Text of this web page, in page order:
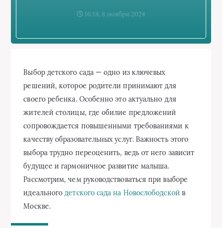
16:18, 8 ноября 2024
Выбор детского сада — одно из ключевых
решений, которое родители принимают для
своего ребенка. Особенно это актуально для
жителей столицы, где обилие предложений
сопровождается повышенными требованиями к
качеству образовательных услуг. Важность этого
выбора трудно переоценить, ведь от него зависит
будущее и гармоничное развитие малыша.
Рассмотрим, чем руководствоваться при выборе
идеального детского сада на Новослободской в
Москве.